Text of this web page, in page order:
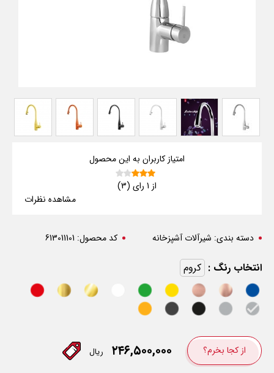
امتیاز کاربران به این محصول
از 1 رای (3)
مشاهده نظرات
دسته بندی: شیرآلات آشپزخانه کد محصول: 613011101
انتخاب رنگ : کروم
از کجا بخرم؟ ۲۴۶,۵۰۰,۰۰۰ ریال